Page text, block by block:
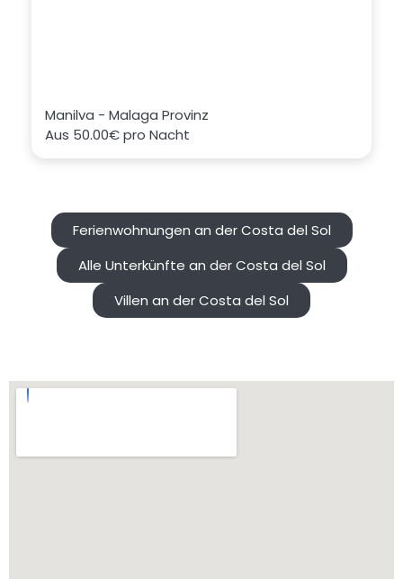
Manilva - Malaga Provinz
Aus 50.00€pro Nacht
Ferienwohnungen an der Costa del Sol
Alle Unterkünfte an der Costa del Sol
Villen an der Costa del Sol